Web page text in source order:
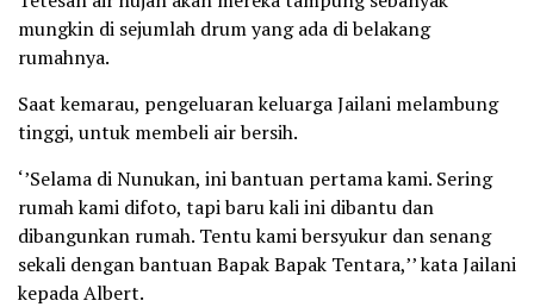
mungkin di sejumlah drum yang ada di belakang
rumahnya.
Saat kemarau, pengeluaran keluarga Jailani melambung
tinggi, untuk membeli air bersih.
‘’Selama di Nunukan, ini bantuan pertama kami. Sering
rumah kami difoto, tapi baru kali ini dibantu dan
dibangunkan rumah. Tentu kami bersyukur dan senang
sekali dengan bantuan Bapak Bapak Tentara,’’ kata Jailani
kepada Albert.